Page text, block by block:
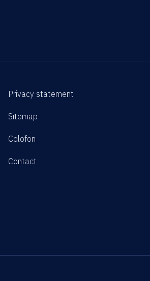
Privacy statement
Sitemap
Colofon
Contact